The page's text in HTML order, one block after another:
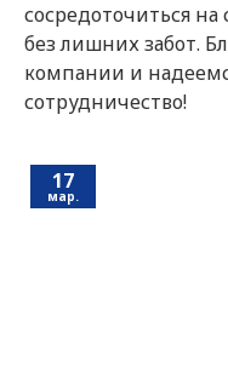
сосредоточиться
без лишних забот.
компании и
сотрудничество!
17
мар.